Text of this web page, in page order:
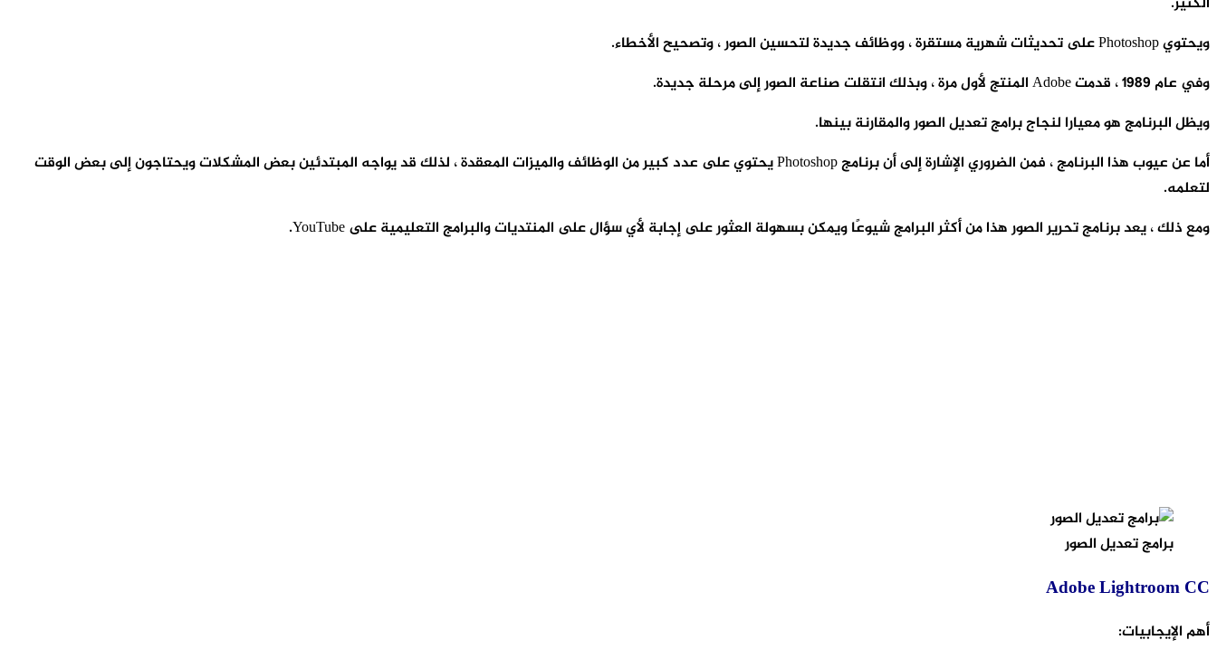
ويحتوي Photoshop على تحديثات شهرية مستقرة ، ووظائف جديدة لتحسين الصور ، وتصحيح الأخطاء.
وفي عام 1989 ، قدمت Adobe المنتج لأول مرة ، وبذلك انتقلت صناعة الصور إلى مرحلة جديدة.
ويظل البرنامج هو معيارا لنجاج برامج تعديل الصور والمقارنة بينها.
أما عن عيوب هذا البرنامج ، فمن الضروري الإشارة إلى أن برنامج Photoshop يحتوي على عدد كبير من الوظائف والميزات المعقدة ، لذلك قد يواجه المبتدئين بعض المشكلات ويحتاجون إلى بعض الوقت
لتعلمه.
ومع ذلك ، يعد برنامج تحرير الصور هذا من أكثر البرامج شيوعًا ويمكن بسهولة العثور على إجابة لأي سؤال على المنتديات والبرامج التعليمية على YouTube.
برامج تعديل الصور
Adobe Lightroom CC
أهم الإيجابيات: